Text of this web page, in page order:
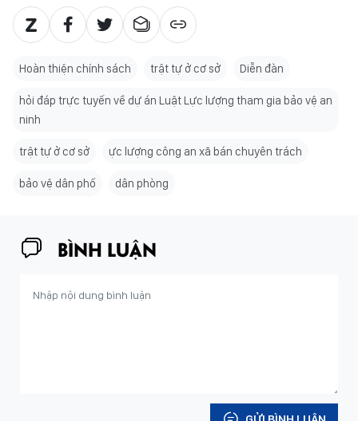
Hoàn thiện chính sách trật tự ở cơ sở Diễn đàn
hỏi đáp trực tuyến về dự án Luật Lực lượng tham gia bảo vệ an
ninh
trật tự ở cơ sở ực lượng công an xã bán chuyên trách
bảo vệ dân phố dân phòng
BÌNH LUẬN